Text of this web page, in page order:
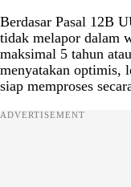
Berdasar Pasal 12B
tidak melapor dalam
maksimal 5 tahun
menyatakan optimis,
siap memproses
ADVERTISEMENT